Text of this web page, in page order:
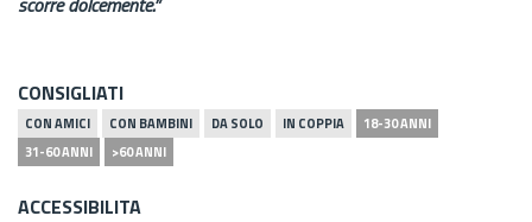
CONSIGLIATI
CON AMICI CON BAMBINI DA SOLO IN COPPIA
18-30 ANNI
31-60 ANNI
>60 ANNI
ACCESSIBILITA